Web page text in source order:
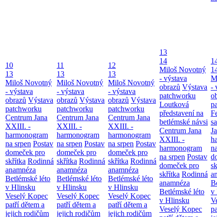
10
13
Miloš Novotný
- výstava
obrazů Výstava
patchworku
Centrum Jana
XXIII. -
harmonogram
na srpen Postav
domeček pro
skřítka Rodinná
anamnéza
Betlémské léto
v Hlinsku
Veselý Kopec
patří dětem a
jejich rodičům
11
13
Miloš Novotný
- výstava
obrazů Výstava
patchworku
Centrum Jana
XXIII. -
harmonogram
na srpen Postav
domeček pro
skřítka Rodinná
anamnéza
Betlémské léto
v Hlinsku
Veselý Kopec
patří dětem a
jejich rodičům
12
13
Miloš Novotný
- výstava
obrazů Výstava
patchworku
Centrum Jana
XXIII. -
harmonogram
na srpen Postav
domeček pro
skřítka Rodinná
anamnéza
Betlémské léto
v Hlinsku
Veselý Kopec
patří dětem a
jejich rodičům
13
14
Miloš Novotný
- výstava
obrazů Výstava
patchworku
Loutková
představení na
betlémské návsi
Centrum Jana
XXIII. -
harmonogram
na srpen Postav
domeček pro
skřítka Rodinná
anamnéza
Betlémské léto
v Hlinsku
Veselý Kopec
-
v